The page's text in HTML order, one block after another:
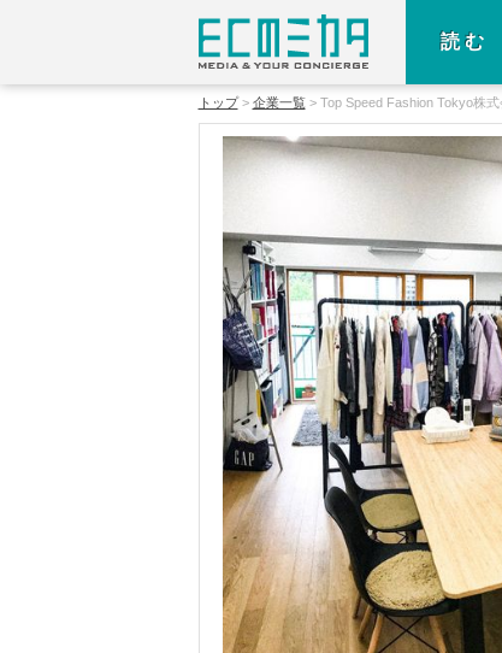
読む
トップ 企業一覧 Top Speed Fashion Tokyo株式